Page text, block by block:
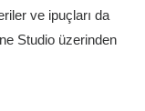
ve ipuçları da
Studio üzerinden